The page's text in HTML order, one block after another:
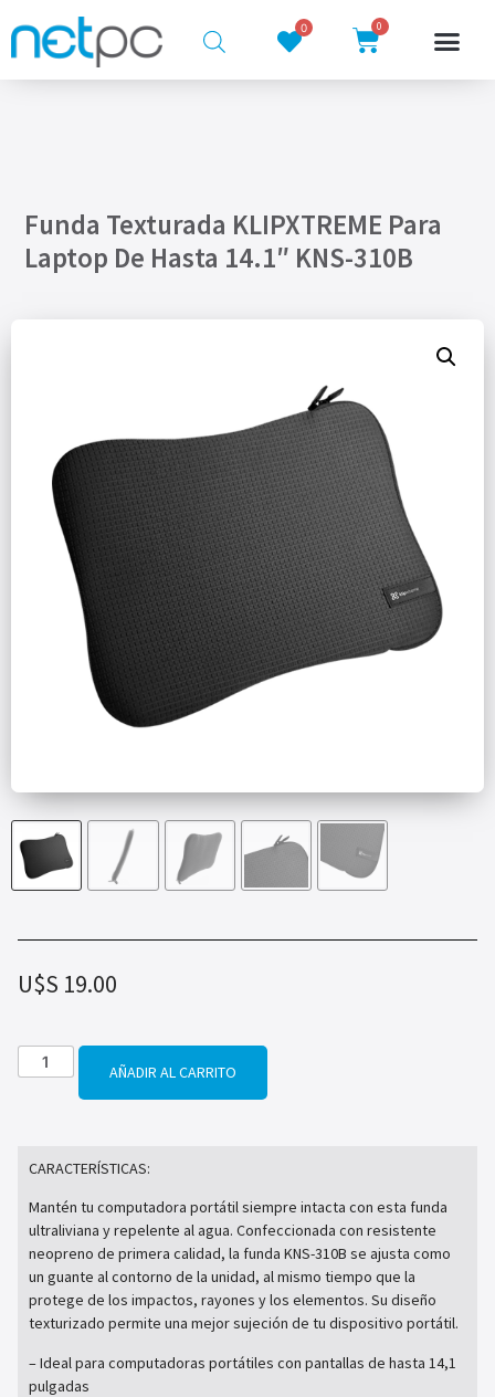
0 0
Funda Texturada KLIPXTREME Para
Laptop De Hasta 14.1″ KNS-310B
U$S 19.00
AÑADIR AL CARRITO
CARACTERÍSTICAS:
Mantén tu computadora portátil siempre intacta con esta funda
ultraliviana y repelente al agua. Confeccionada con resistente
neopreno de primera calidad, la funda KNS-310B se ajusta como
un guante al contorno de la unidad, al mismo tiempo que la
protege de los impactos, rayones y los elementos. Su diseño
texturizado permite una mejor sujeción de tu dispositivo portátil.
– Ideal para computadoras portátiles con pantallas de hasta 14,1
pulgadas